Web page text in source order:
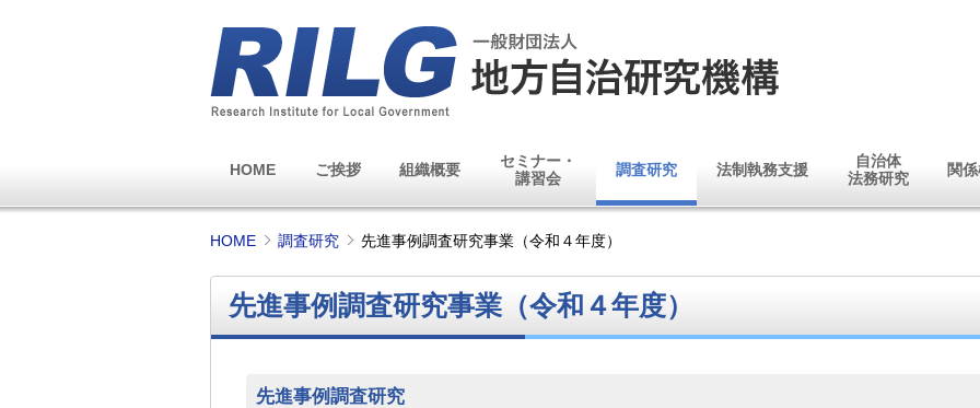
HOME ご挨拶 組織概要
セミナー・
講習会
調査研究 法制執務支援
自治体
法務研究
関
HOME 調査研究 先進事例調査研究事業（令和４年度）
先進事例調査研究事業（令和４年度）
先進事例調査研究